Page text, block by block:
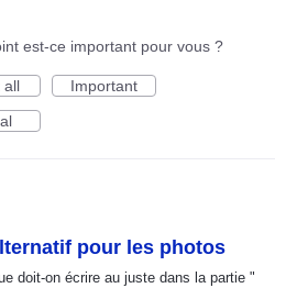
est-ce important pour vous ?
all
Important
pour les photos
doit-on écrire au juste dans la partie "